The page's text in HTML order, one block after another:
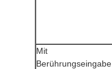
Mit
Berührungseingabe